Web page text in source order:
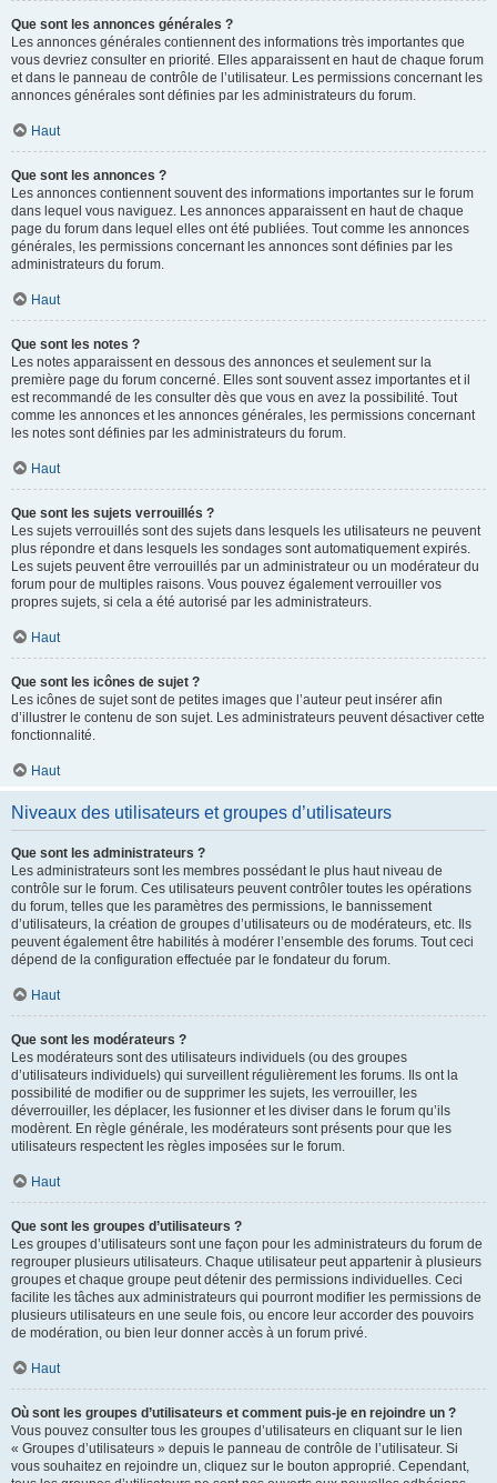
Que sont les annonces générales ?
Les annonces générales contiennent des informations très importantes que
vous devriez consulter en priorité. Elles apparaissent en haut de chaque forum
et dans le panneau de contrôle de l’utilisateur. Les permissions concernant les
annonces générales sont définies par les administrateurs du forum.
Haut
Que sont les annonces ?
Les annonces contiennent souvent des informations importantes sur le forum
dans lequel vous naviguez. Les annonces apparaissent en haut de chaque
page du forum dans lequel elles ont été publiées. Tout comme les annonces
générales, les permissions concernant les annonces sont définies par les
administrateurs du forum.
Haut
Que sont les notes ?
Les notes apparaissent en dessous des annonces et seulement sur la
première page du forum concerné. Elles sont souvent assez importantes et il
est recommandé de les consulter dès que vous en avez la possibilité. Tout
comme les annonces et les annonces générales, les permissions concernant
les notes sont définies par les administrateurs du forum.
Haut
Que sont les sujets verrouillés ?
Les sujets verrouillés sont des sujets dans lesquels les utilisateurs ne peuvent
plus répondre et dans lesquels les sondages sont automatiquement expirés.
Les sujets peuvent être verrouillés par un administrateur ou un modérateur du
forum pour de multiples raisons. Vous pouvez également verrouiller vos
propres sujets, si cela a été autorisé par les administrateurs.
Haut
Que sont les icônes de sujet ?
Les icônes de sujet sont de petites images que l’auteur peut insérer afin
d’illustrer le contenu de son sujet. Les administrateurs peuvent désactiver cette
fonctionnalité.
Haut
Niveaux des utilisateurs et groupes d’utilisateurs
Que sont les administrateurs ?
Les administrateurs sont les membres possédant le plus haut niveau de
contrôle sur le forum. Ces utilisateurs peuvent contrôler toutes les opérations
du forum, telles que les paramètres des permissions, le bannissement
d’utilisateurs, la création de groupes d’utilisateurs ou de modérateurs, etc. Ils
peuvent également être habilités à modérer l’ensemble des forums. Tout ceci
dépend de la configuration effectuée par le fondateur du forum.
Haut
Que sont les modérateurs ?
Les modérateurs sont des utilisateurs individuels (ou des groupes
d’utilisateurs individuels) qui surveillent régulièrement les forums. Ils ont la
possibilité de modifier ou de supprimer les sujets, les verrouiller, les
déverrouiller, les déplacer, les fusionner et les diviser dans le forum qu’ils
modèrent. En règle générale, les modérateurs sont présents pour que les
utilisateurs respectent les règles imposées sur le forum.
Haut
Que sont les groupes d’utilisateurs ?
Les groupes d’utilisateurs sont une façon pour les administrateurs du forum de
regrouper plusieurs utilisateurs. Chaque utilisateur peut appartenir à plusieurs
groupes et chaque groupe peut détenir des permissions individuelles. Ceci
facilite les tâches aux administrateurs qui pourront modifier les permissions de
plusieurs utilisateurs en une seule fois, ou encore leur accorder des pouvoirs
de modération, ou bien leur donner accès à un forum privé.
Haut
Où sont les groupes d’utilisateurs et comment puis-je en rejoindre un ?
Vous pouvez consulter tous les groupes d’utilisateurs en cliquant sur le lien
« Groupes d’utilisateurs » depuis le panneau de contrôle de l’utilisateur. Si
vous souhaitez en rejoindre un, cliquez sur le bouton approprié. Cependant,